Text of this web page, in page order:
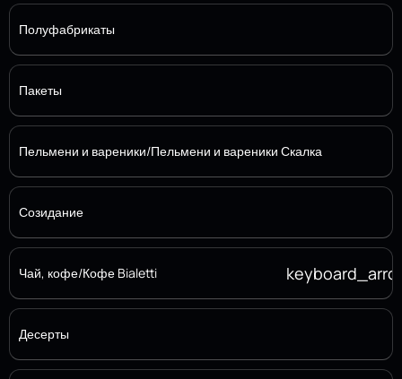
Полуфабрикаты
Пакеты
Пельмени и вареники/Пельмени и вареники Скалка
Созидание
Чай, кофе/Кофе Bialetti
Десерты